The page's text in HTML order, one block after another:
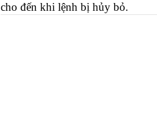
cho đến khi lệnh bị hủy bỏ.